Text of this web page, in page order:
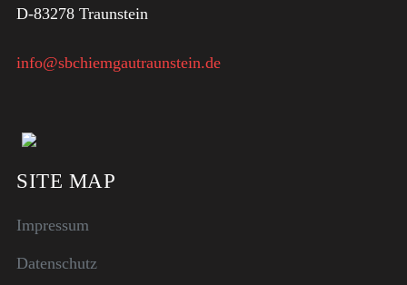
D-83278 Traunstein
info@sbchiemgautraunstein.de
SITE MAP
Impressum
Datenschutz